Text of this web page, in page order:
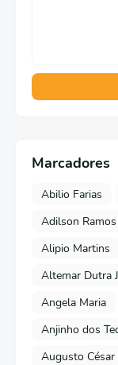
Marcadores
Abilio Farias
Adilson Ramos
Alipio Martins
Altemar Dutra
Angela Maria
Anjinho dos
Augusto César